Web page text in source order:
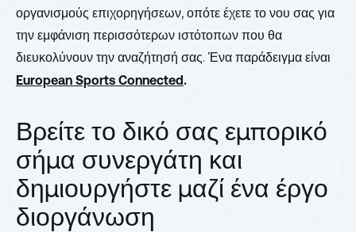
οργανισμούς επιχορηγήσεων, οπότε έχετε το νου σας για
την εμφάνιση περισσότερων ιστότοπων που θα
διευκολύνουν την αναζήτησή σας. Ένα παράδειγμα είναι
European Sports Connected.
Βρείτε το δικό σας εμπορικό
σήμα συνεργάτη και
δημιουργήστε μαζί ένα έργο
διοργάνωση